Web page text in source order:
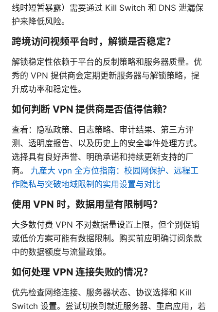
线时短暂暴露）需要通过 Kill Switch 和 DNS 泄漏保
护来降低风险。
跨境访问视频平台时，解锁是否稳定？
解锁稳定性依赖于平台的反制策略和服务器质量。优
秀的 VPN 提供商会定期更新服务器与解锁策略，提
升成功率和稳定性。
如何判断 VPN 提供商是否值得信赖？
查看：隐私政策、日志策略、审计结果、第三方评
测、透明度报告、以及历史上的安全事件处理方式。
选择具有良好声誉、明确承诺和持续更新支持的厂
商。 九産大 vpn 全方位指南：校园网保护、远程工
作隐私与突破地域限制的实用设置与对比
使用 VPN 时，数据用量有限制吗？
大多数付费 VPN 不对数据量设置上限，但个别促销
或低价方案可能有数据限制。购买前应明确订阅条款
中的数据额度与流量政策。
如何处理 VPN 连接失败的情况？
优先检查网络连接、服务器状态、协议选择和 Kill
Switch 设置。尝试切换到就近服务器、重启应用，若